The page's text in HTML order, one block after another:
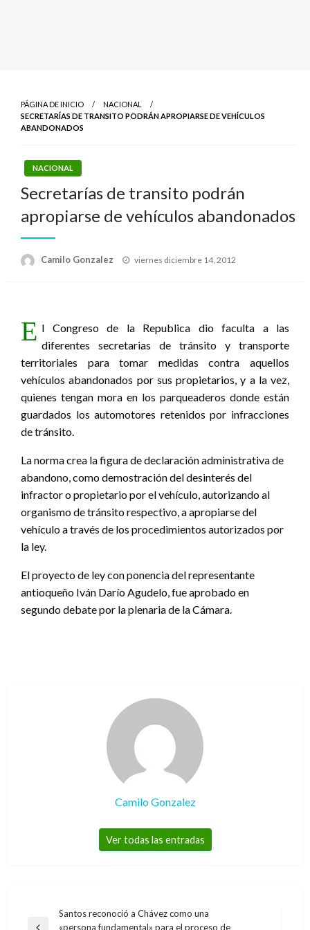
PÁGINA DE INICIO
NACIONAL
SECRETARÍAS DE TRANSITO PODRÁN APROPIARSE DE VEHÍCULOS
ABANDONADOS
NACIONAL
Secretarías de transito podrán
apropiarse de vehículos abandonados
Camilo Gonzalez
Publicado
viernes diciembre 14, 2012
E l Congreso de la Republica dio faculta a las
diferentes secretarias de tránsito y transporte
territoriales para tomar medidas contra aquellos
vehículos abandonados por sus propietarios, y a la vez,
quienes tengan mora en los parqueaderos donde están
guardados los automotores retenidos por infracciones
de tránsito.
La norma crea la figura de declaración administrativa de
abandono, como demostración del desinterés del
infractor o propietario por el vehículo, autorizando al
organismo de tránsito respectivo, a apropiarse del
vehículo a través de los procedimientos autorizados por
la ley.
El proyecto de ley con ponencia del representante
antioqueño Iván Darío Agudelo, fue aprobado en
segundo debate por la plenaria de la Cámara.
Camilo Gonzalez
Ver todas las entradas
Navegación
Santos reconoció a Chávez como una
«persona fundamental» para el proceso de